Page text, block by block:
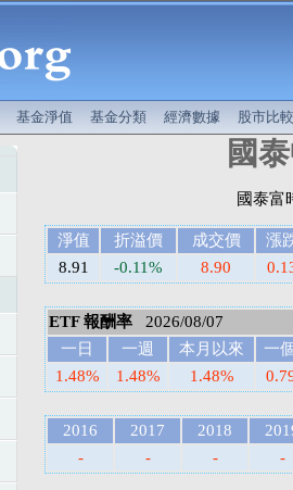
基金淨值 基金分類 經濟數據 股市比較
國
淨值 折溢價 成交價
漲
8.91
-0.11% 8.90
ETF 報酬率 2026/08/07
一日
一週 本月以來
一
1.48%
1.48% 1.48%
2016 2017 2018
-
- - -